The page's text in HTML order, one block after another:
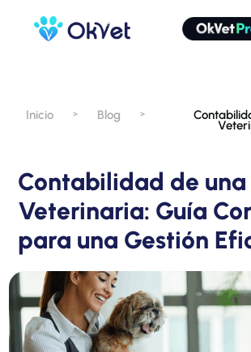
Inicio > Blog >
Contabilidad de una
Veterinaria: Guía
para una Gestión